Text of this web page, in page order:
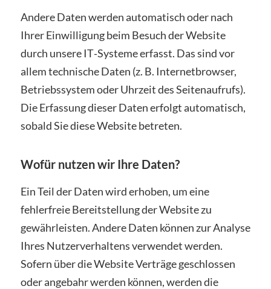
Andere Daten werden automatisch oder nach
Ihrer Einwilligung beim Besuch der Website
durch unsere IT‑Systeme erfasst. Das sind vor
allem technische Daten (z. B. Internetbrowser,
Betriebssystem oder Uhrzeit des Seitenaufrufs).
Die Erfassung dieser Daten erfolgt automatisch,
sobald Sie diese Website betreten.
Wofür nutzen wir Ihre Daten?
Ein Teil der Daten wird erhoben, um eine
fehlerfreie Bereitstellung der Website zu
gewährleisten. Andere Daten können zur Analyse
Ihres Nutzerverhaltens verwendet werden.
Sofern über die Website Verträge geschlossen
oder angebahr werden können, werden die